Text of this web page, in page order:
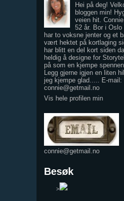
Hei på deg!
bloggen min!
veien hit.
52 år. Bor i
har to voksne jenter og et
vært hektet på kortlaging
har blitt en del kort siden
heldig å designe for
på som en kjempe
Legg gjerne igjen en liten
jeg kjempe glad..... E-mail:
connie@getmail.no
Vis hele profilen min
connie@getmail.no
Besøk
	>